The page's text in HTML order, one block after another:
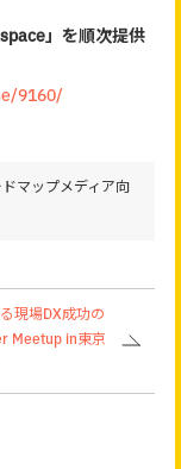
」を順次提供
9160/
マップメディア向
現場DX成功の
Meetup in東京